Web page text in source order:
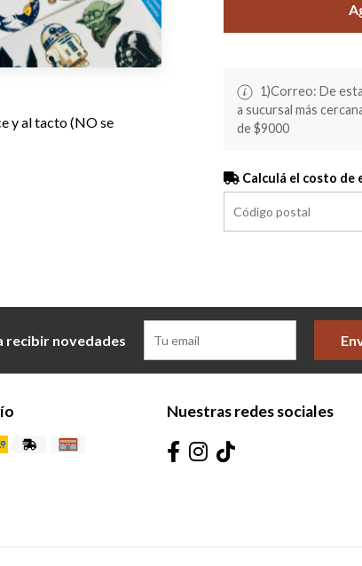
y al tacto (NO se
1)Correo: De
a sucursal más
de $9000
Calculá el costo de
recibir novedades
Nuestras redes sociales